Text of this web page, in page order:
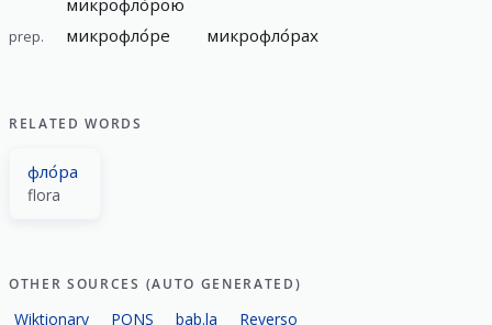
prep. микрофло́ре микрофло́рах
RELATED WORDS
фло́ра
flora
OTHER SOURCES (AUTO GENERATED)
Wiktionary PONS bab.la Reverso